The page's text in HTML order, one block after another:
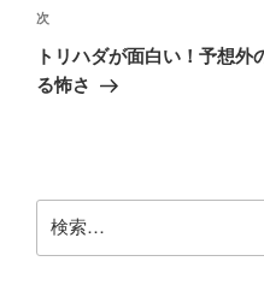
ゲ
ー
シ
次
の
投
次
トリハダが面白い！予想
る怖さ
索: